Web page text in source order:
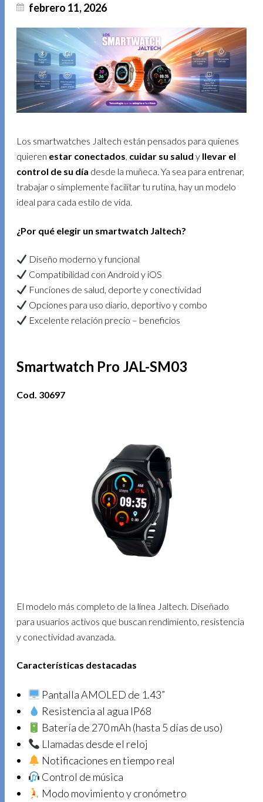
febrero 11, 2026
Los smartwatches Jaltech están pensados para quienes
quieren estar conectados, cuidar su salud y llevar el
control de su día desde la muñeca. Ya sea para entrenar,
trabajar o simplemente facilitar tu rutina, hay un modelo
ideal para cada estilo de vida.
¿Por qué elegir un smartwatch Jaltech?
Diseño moderno y funcional
Compatibilidad con Android y iOS
Funciones de salud, deporte y conectividad
Opciones para uso diario, deportivo y combo
Excelente relación precio – beneficios
Smartwatch Pro JAL-SM03
Cod. 30697
El modelo más completo de la línea Jaltech. Diseñado
para usuarios activos que buscan rendimiento, resistencia
y conectividad avanzada.
Características destacadas
Pantalla AMOLED de 1.43”
Resistencia al agua IP68
Batería de 270 mAh (hasta 5 días de uso)
Llamadas desde el reloj
Notificaciones en tiempo real
Control de música
Modo movimiento y cronómetro